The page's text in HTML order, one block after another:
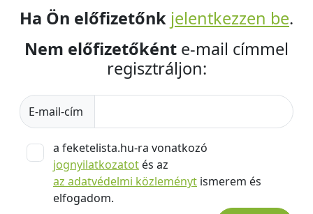
Ha Ön előfizetőnk jelentkezzen be.
Nem előfizetőként e-mail címmel
regisztráljon:
E-mail-cím
a feketelista.hu-ra vonatkozó
jognyilatkozatot és az
az adatvédelmi közleményt ismerem és
elfogadom.